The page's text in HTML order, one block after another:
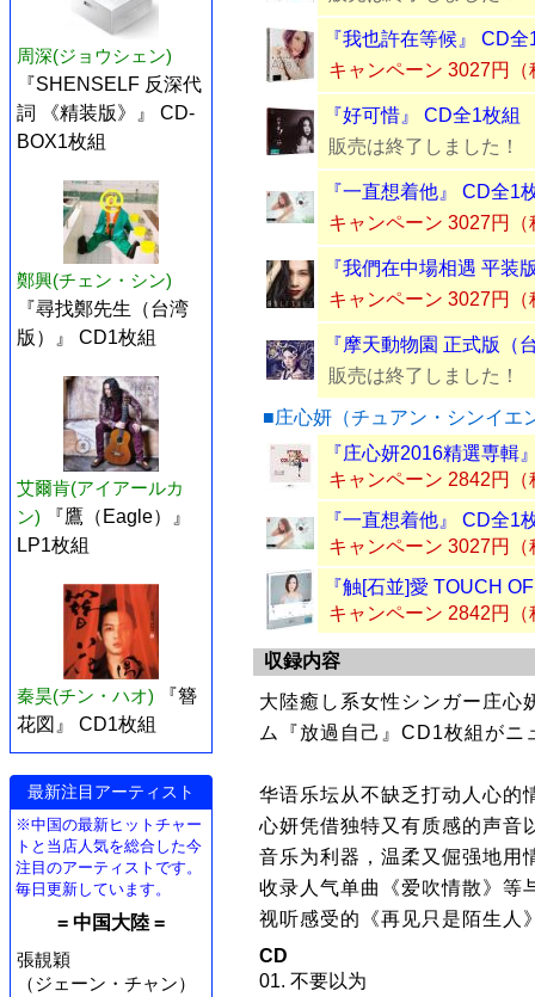
周深(ジョウシェン)
『SHENSELF 反深代
詞 《精装版》』 CD-
BOX1枚組
鄭興(チェン・シン)
『尋找鄭先生（台湾
版）』 CD1枚組
艾爾肯(アイアールカ
ン)
『鷹（Eagle）』
LP1枚組
秦昊(チン・ハオ)
『簪
花図』 CD1枚組
最新注目アーティスト
※中国の最新ヒットチャー
トと当店人気を総合した今
注目のアーティストです。
毎日更新しています。
= 中国大陸 =
張靚穎
（ジェーン・チャン）
『我也許在等候』 CD
キャンペーン 3027円（
『好可惜』 CD全1枚組
販売は終了しました！
『一直想着他』 CD全1
キャンペーン 3027円（
『我們在中場相遇 平装
キャンペーン 3027円（
『摩天動物園 正式版（
販売は終了しました！
■庄心妍（チュアン・シンイエ
『庄心妍2016精選専輯
キャンペーン 2842円（
『一直想着他』 CD全1
キャンペーン 3027円（
『触[石並]愛 TOUCH
キャンペーン 2842円（
収録内容
大陸癒し系女性シンガー庄心
ム『放過自己』CD1枚組がニ
华语乐坛从不缺乏打动人心的
心妍凭借独特又有质感的声音
音乐为利器，温柔又倔强地用
收录人气单曲《爱吹情散》等
视听感受的《再见只是陌生人
CD
01. 不要以为